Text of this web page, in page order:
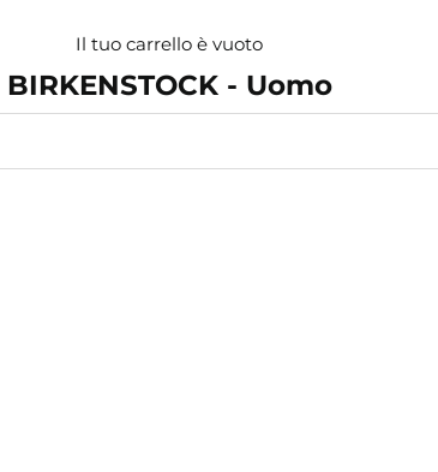
Il tuo carrello è vuoto
BIRKENSTOCK - Uomo